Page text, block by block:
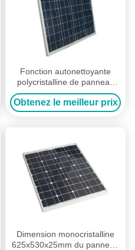
Fonction autonettoyante
polycristalline de panneau
solaire de picovolte de
moniteur solaire
Obtenez le meilleur prix
Dimension monocristalline
625x530x25mm du panneau